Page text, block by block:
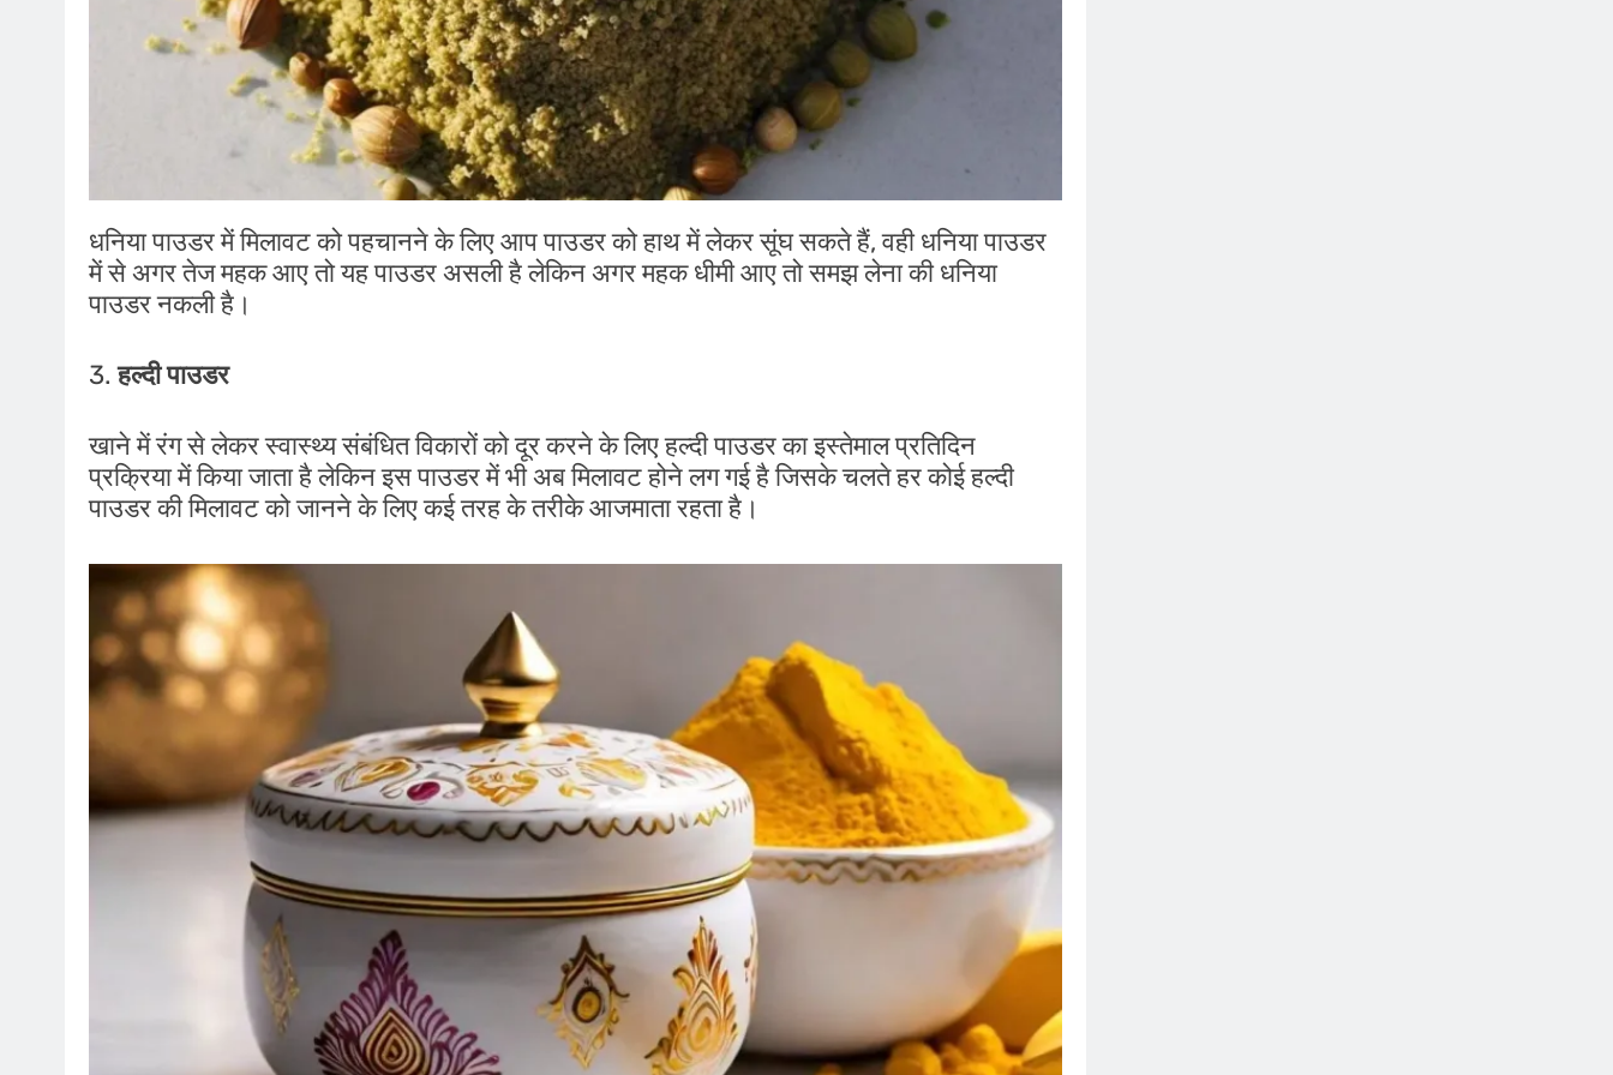
धनिया पाउडर में मिलावट को पहचानने के लिए आप पाउडर को हाथ में लेकर सूंघ सकते हैं, वही धनिया पाउडर
में से अगर तेज महक आए तो यह पाउडर असली है लेकिन अगर महक धीमी आए तो समझ लेना की धनिया
पाउडर नकली है। ‌
3.हल्दी पाउडर
खाने में रंग से लेकर स्वास्थ्य संबंधित विकारों को दूर करने के लिए हल्दी पाउडर का इस्तेमाल प्रतिदिन
प्रक्रिया में किया जाता है लेकिन इस पाउडर में भी अब मिलावट होने लग गई है जिसके चलते हर कोई हल्दी
पाउडर की मिलावट को जानने के लिए कई तरह के तरीके आजमाता रहता है।